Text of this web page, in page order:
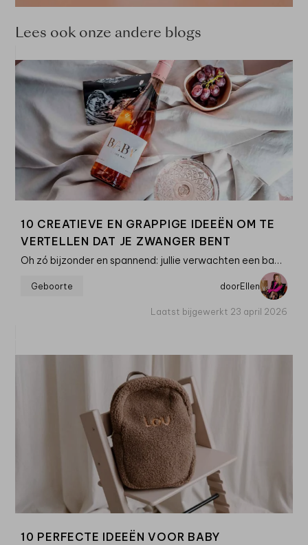
Lees ook onze andere blogs
10 CREATIEVE EN GRAPPIGE IDEEËN OM TE
VERTELLEN DAT JE ZWANGER BENT
Oh zó bijzonder en spannend: jullie verwachten een baby. Een van de leukste momenten tijdens
Geboorte doorEllen
Laatst bijgewerkt 23 april 2026
10 PERFECTE IDEEËN VOOR BABY